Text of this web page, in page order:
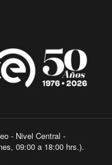
- Nivel Central -
09:00 a 18:00 hrs.).